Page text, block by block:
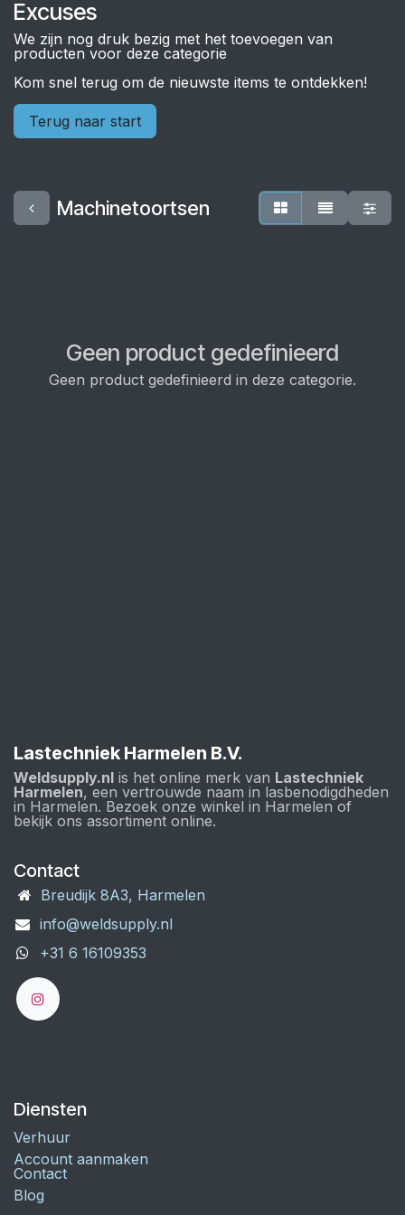
Excuses
We zijn nog druk bezig met het toevoegen van
producten voor deze categorie
Kom snel terug om de nieuwste items te ontdekken!
Terug naar start
Machinetoortsen
Geen product gedefinieerd
Geen product gedefinieerd in deze categorie.
Lastechniek Harmelen B.V.
Weldsupply.nl is het online merk van Lastechniek
Harmelen, een vertrouwde naam in lasbenodigdheden
in Harmelen. Bezoek onze winkel in Harmelen of
bekijk ons assortiment online.
Contact
Breudijk 8A3, Harmelen
info@weldsupply.nl
+31 6 16109353
Diensten
Verhuur
Account aanmaken
Contact
Blog